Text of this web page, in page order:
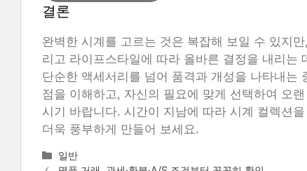
결론
완벽한 시계를 고르는 것은 복잡해 보일 수 있지
리고 라이프스타일에 따라 올바른 결정을 내리는
단순한 액세서리를 넘어 품격과 개성을 나타내는
점을 이해하고, 자신의 필요에 맞게 선택하여 오
시기 바랍니다. 시간이 지남에 따라 시계 컬렉션
더욱 풍부하게 만들어 보세요.
카
일반